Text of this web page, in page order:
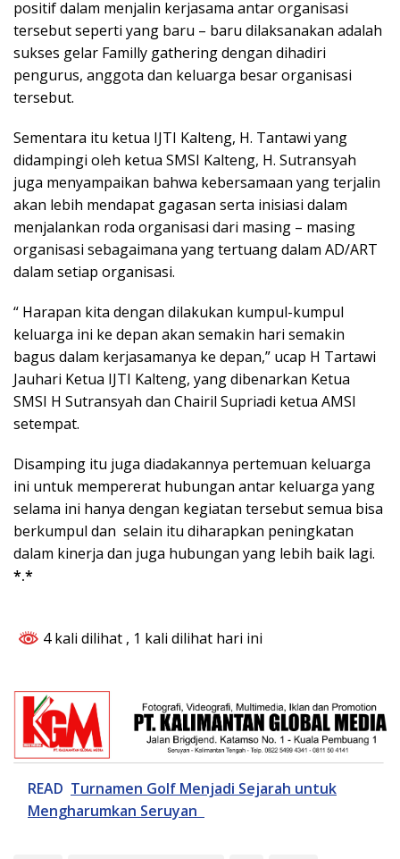
positif dalam menjalin kerjasama antar organisasi
tersebut seperti yang baru – baru dilaksanakan adalah
sukses gelar Familly gathering dengan dihadiri
pengurus, anggota dan keluarga besar organisasi
tersebut.
Sementara itu ketua IJTI Kalteng, H. Tantawi yang
didampingi oleh ketua SMSI Kalteng, H. Sutransyah
juga menyampaikan bahwa kebersamaan yang terjalin
akan lebih mendapat gagasan serta inisiasi dalam
menjalankan roda organisasi dari masing – masing
organisasi sebagaimana yang tertuang dalam AD/ART
dalam setiap organisasi.
“ Harapan kita dengan dilakukan kumpul-kumpul
keluarga ini ke depan akan semakin hari semakin
bagus dalam kerjasamanya ke depan,” ucap H Tartawi
Jauhari Ketua IJTI Kalteng, yang dibenarkan Ketua
SMSI H Sutransyah dan Chairil Supriadi ketua AMSI
setempat.
Disamping itu juga diadakannya pertemuan keluarga
ini untuk mempererat hubungan antar keluarga yang
selama ini hanya dengan kegiatan tersebut semua bisa
berkumpul dan selain itu diharapkan peningkatan
dalam kinerja dan juga hubungan yang lebih baik lagi.
*.*
4 kali dilihat , 1 kali dilihat hari ini
READ Turnamen Golf Menjadi Sejarah untuk
Mengharumkan Seruyan